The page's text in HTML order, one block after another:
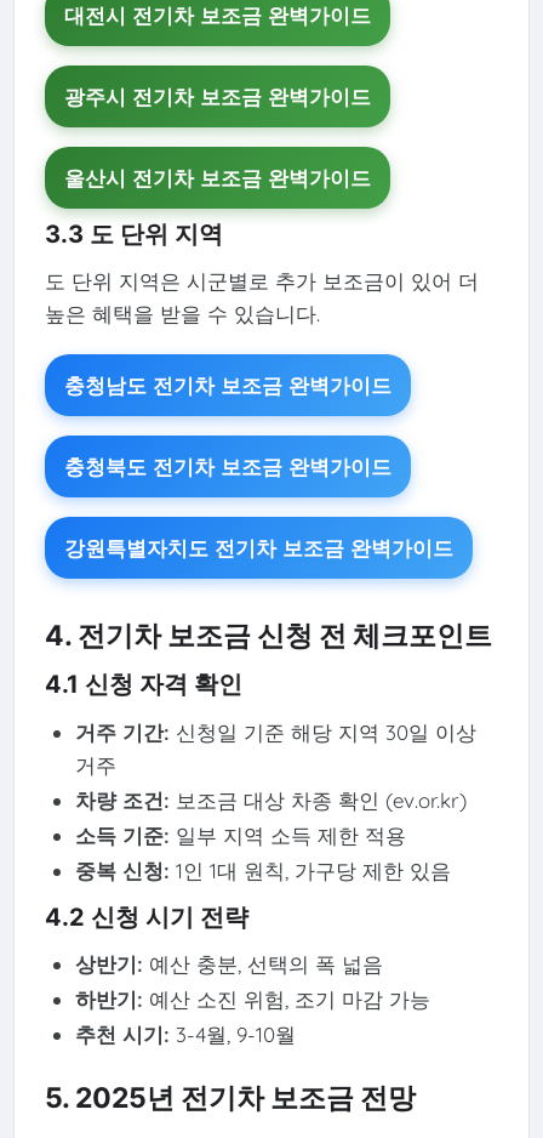
대전시 전기차 보조금 완벽가이드
광주시 전기차 보조금 완벽가이드
울산시 전기차 보조금 완벽가이드
3.3 도 단위 지역
도 단위 지역은 시군별로 추가 보조금이 있어 더
높은 혜택을 받을 수 있습니다.
충청남도 전기차 보조금 완벽가이드
충청북도 전기차 보조금 완벽가이드
강원특별자치도 전기차 보조금 완벽가이드
4. 전기차 보조금 신청 전 체크포인트
4.1 신청 자격 확인
거주 기간: 신청일 기준 해당 지역 30일 이상
거주
차량 조건: 보조금 대상 차종 확인 (ev.or.kr)
소득 기준: 일부 지역 소득 제한 적용
중복 신청: 1인 1대 원칙, 가구당 제한 있음
4.2 신청 시기 전략
상반기: 예산 충분, 선택의 폭 넓음
하반기: 예산 소진 위험, 조기 마감 가능
추천 시기: 3-4월, 9-10월
5. 2025년 전기차 보조금 전망